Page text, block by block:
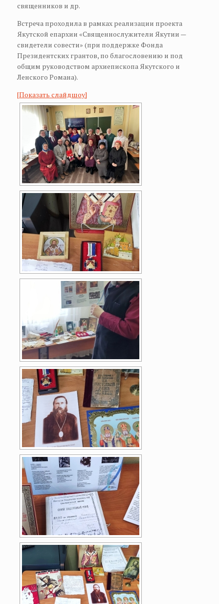
священников и др.
Встреча проходила в рамках реализации проекта
Якутской епархии «Священнослужители Якутии —
свидетели совести» (при поддержке Фонда
Президентских грантов, по благословению и под
общим руководством архиепископа Якутского и
Ленского Романа).
[Показать слайдшоу]